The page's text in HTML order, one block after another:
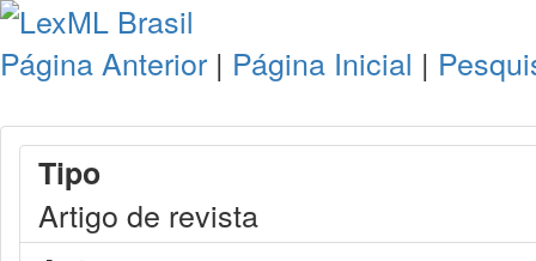
Página Anterior | Página Inicial |
Tipo
Artigo de revista